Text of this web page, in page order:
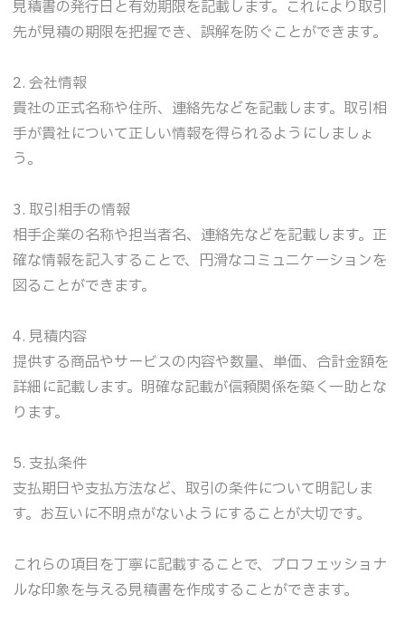
見積書の発行日と有効期限を記載します。これにより取引
先が見積の期限を把握でき、誤解を防ぐことができます。
2. 会社情報
貴社の正式名称や住所、連絡先などを記載します。取引相
手が貴社について正しい情報を得られるようにしましょ
う。
3. 取引相手の情報
相手企業の名称や担当者名、連絡先などを記載します。正
確な情報を記入することで、円滑なコミュニケーションを
図ることができます。
4. 見積内容
提供する商品やサービスの内容や数量、単価、合計金額を
詳細に記載します。明確な記載が信頼関係を築く一助とな
ります。
5. 支払条件
支払期日や支払方法など、取引の条件について明記しま
す。お互いに不明点がないようにすることが大切です。
これらの項目を丁寧に記載することで、プロフェッショナ
ルな印象を与える見積書を作成することができます。